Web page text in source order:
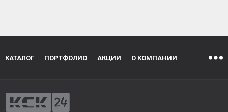
КАТАЛОГ ПОРТФОЛИО АКЦИИ О КОМПАНИИ